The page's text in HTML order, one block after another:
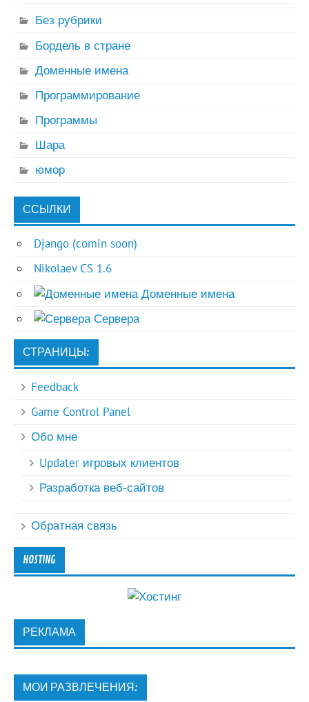
Без рубрики
Бордель в стране
Доменные имена
Программирование
Программы
Шара
юмор
ССЫЛКИ
Django (comin soon)
Nikolaev CS 1.6
Доменные имена
Сервера
СТРАНИЦЫ:
Feedback
Game Control Panel
Обо мне
Updater игровых клиентов
Разработка веб-сайтов
Обратная связь
HOSTING
РЕКЛАМА
МОИ РАЗВЛЕЧЕНИЯ: